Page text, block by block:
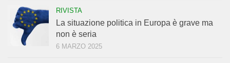
RIVISTA
La situazione politica in Europa è grave ma
non è seria
6 MARZO 2025